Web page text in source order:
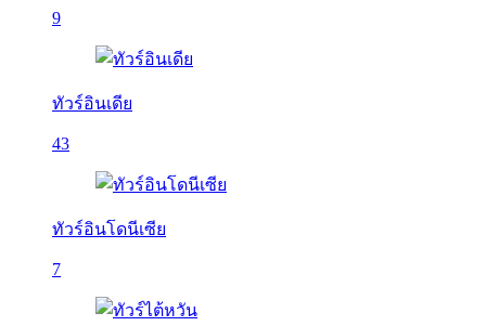
9
ทัวร์อินเดีย
43
ทัวร์อินโดนีเซีย
7